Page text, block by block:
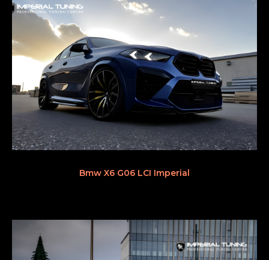
Bmw X6 G06 LCI Imperial